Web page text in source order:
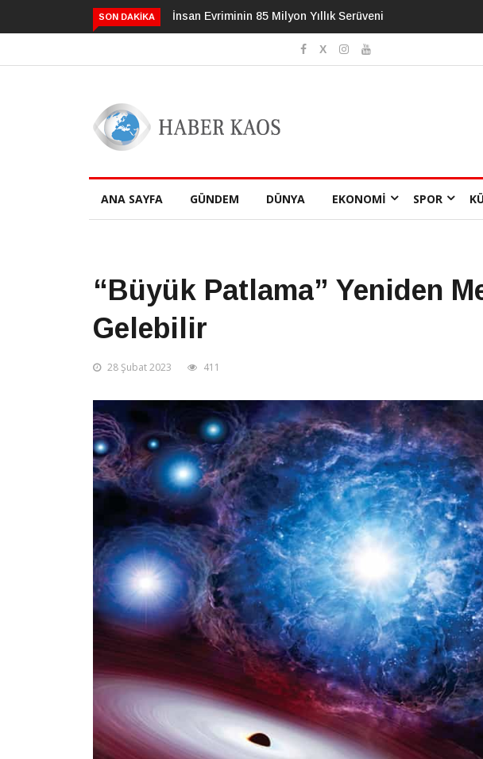
SON DAKIKA
Evriminin 85 Milyon Yıllık Serüveni3 Alışkanlık Demansı 13 Yıl
Geciktirebilir
ANA SAYFA GÜNDEM DÜNYA EKONOMI SPOR
“Büyük Patlama” Yeniden
Gelebilir
28 Şubat 2023 411